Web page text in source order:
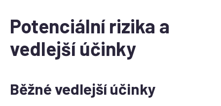
Potenciální rizika a
vedlejší účinky
Běžné vedlejší účinky